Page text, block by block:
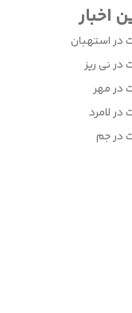
اخبار
در استهبان
در نی ریز
در مهر
در لامرد
در جم